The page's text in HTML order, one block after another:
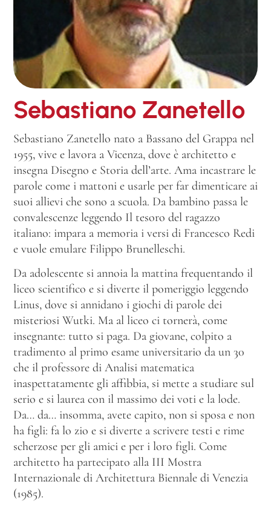
Sebastiano Zanetello
Sebastiano Zanetello nato a Bassano del Grappa nel
1955, vive e lavora a Vicenza, dove è architetto e
insegna Disegno e Storia dell’arte. Ama incastrare le
parole come i mattoni e usarle per far dimenticare ai
suoi allievi che sono a scuola. Da bambino passa le
convalescenze leggendo Il tesoro del ragazzo
italiano: impara a memoria i versi di Francesco Redi
e vuole emulare Filippo Brunelleschi.
Da adolescente si annoia la mattina frequentando il
liceo scientifico e si diverte il pomeriggio leggendo
Linus, dove si annidano i giochi di parole dei
misteriosi Wutki. Ma al liceo ci tornerà, come
insegnante: tutto si paga. Da giovane, colpito a
tradimento al primo esame universitario da un 30
che il professore di Analisi matematica
inaspettatamente gli affibbia, si mette a studiare sul
serio e si laurea con il massimo dei voti e la lode.
Da… da… insomma, avete capito, non si sposa e non
ha figli: fa lo zio e si diverte a scrivere testi e rime
scherzose per gli amici e per i loro figli. Come
architetto ha partecipato alla III Mostra
Internazionale di Architettura Biennale di Venezia
(1985).